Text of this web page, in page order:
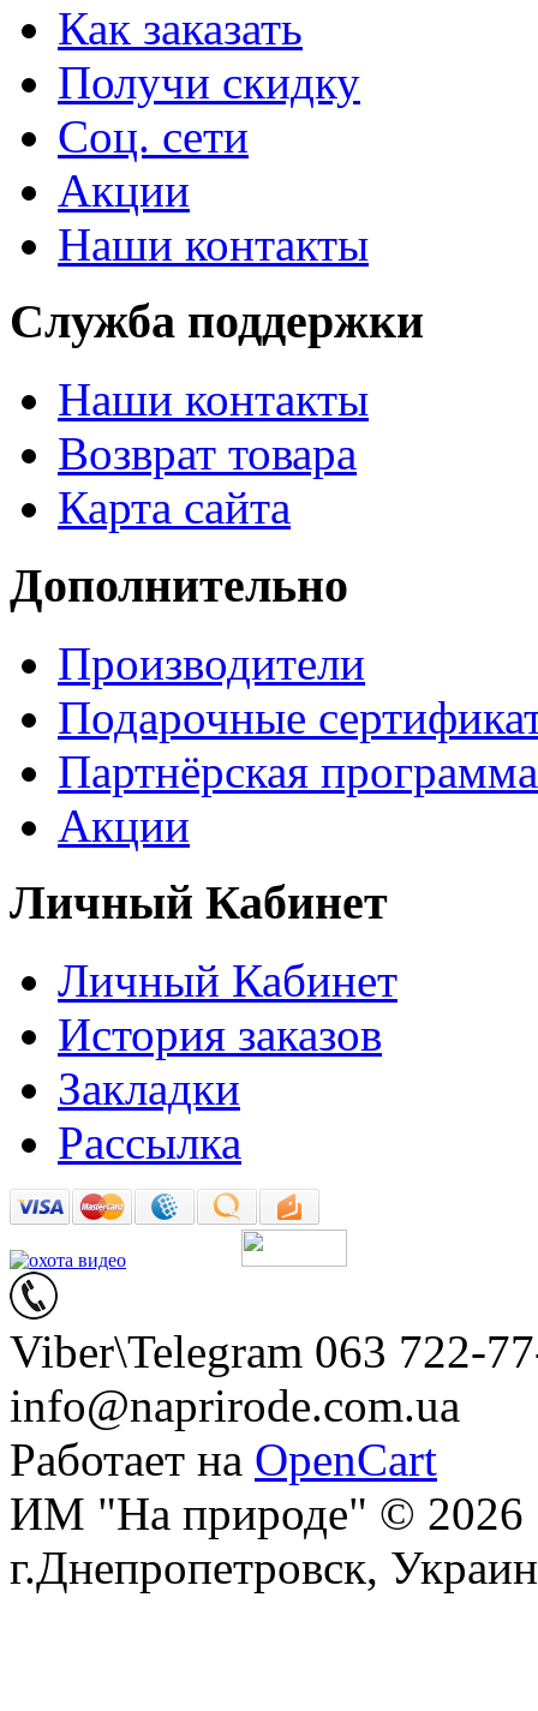
Как заказать
Получи скидку
Соц. сети
Акции
Наши контакты
Служба поддержки
Наши контакты
Возврат товара
Карта сайта
Дополнительно
Производители
Подарочные
Партнёрская программа
Акции
Личный Кабинет
Личный Кабинет
История заказов
Закладки
Рассылка
Viber\Telegram 063 722-
info@naprirode.com.ua
Работает на OpenCart
ИМ "На природе" © 2026
г.Днепропетровск,